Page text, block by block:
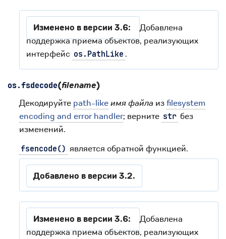
Изменено в версии 3.6:
Добавлена
поддержка приема объектов, реализующих
интерфейс os.PathLike .
os.fsdecode(filename)
Декодируйте path-likeимя файла изfilesystem
encoding and error handler; верните str без
изменений.
fsencode() является обратной функцией.
Добавлено в версии 3.2.
Изменено в версии 3.6:
Добавлена
поддержка приема объектов, реализующих